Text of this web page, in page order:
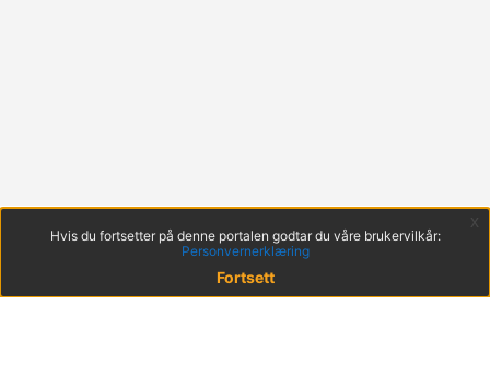
Hvis du fortsetter på denne portalen godtar du våre brukervilkår:
Personvernerklæring
Fortsett
x